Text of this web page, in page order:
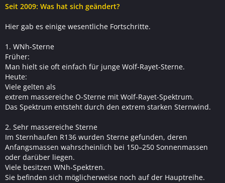
Seit 2009: Was hat sich geändert?
Hier gab es einige wesentliche Fortschritte.
1. WNh-Sterne
Früher:
Man hielt sie oft einfach für junge Wolf-Rayet-Sterne.
Heute:
Viele gelten als
extrem massereiche O-Sterne mit Wolf-Rayet-Spektrum.
Das Spektrum entsteht durch den extrem starken Sternwind.
2. Sehr massereiche Sterne
Im Sternhaufen R136 wurden Sterne gefunden, deren
Anfangsmassen wahrscheinlich bei 150–250 Sonnenmassen
oder darüber liegen.
Viele besitzen WNh-Spektren.
Sie befinden sich möglicherweise noch auf der Hauptreihe.